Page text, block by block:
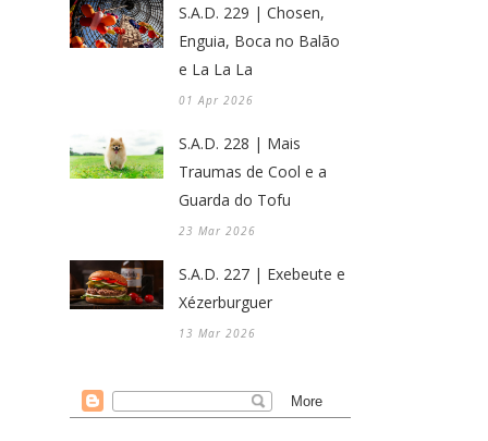
S.A.D. 229 | Chosen,
Enguia, Boca no Balão
e La La La
01 Apr 2026
S.A.D. 228 | Mais
Traumas de Cool e a
Guarda do Tofu
23 Mar 2026
S.A.D. 227 | Exebeute e
Xézerburguer
13 Mar 2026